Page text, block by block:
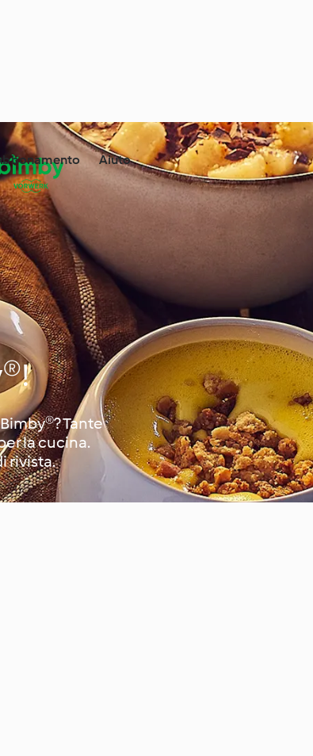
Aiuto
Tante
la cucina.
rivista.